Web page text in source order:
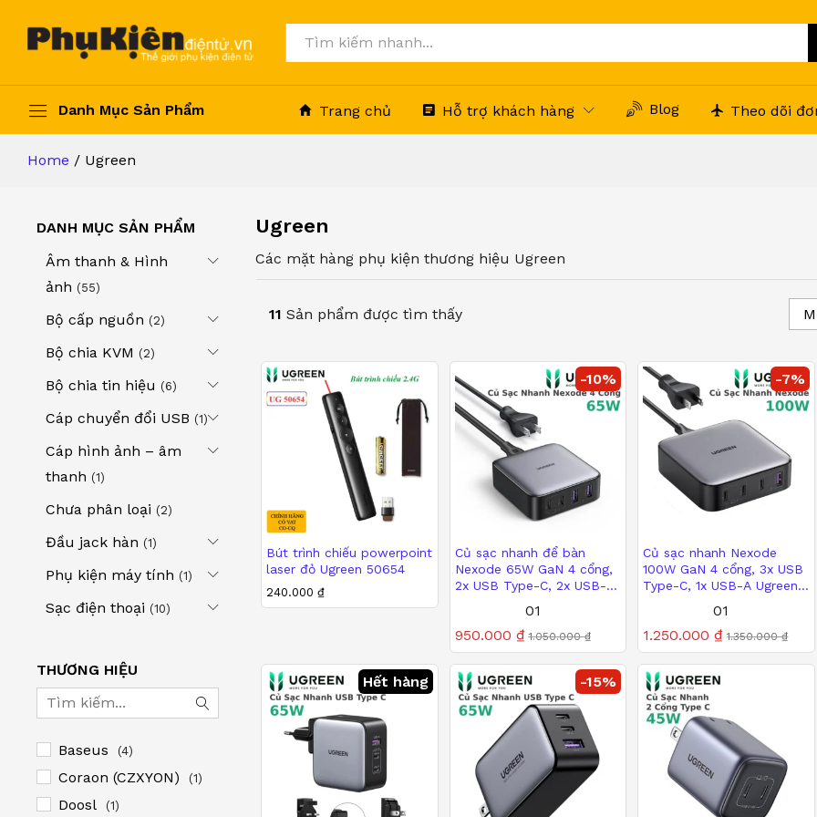
Tất cả
Danh Mục Sản Phẩm Trang chủ Hỗ trợ khách hàng Blog Theo dõi
Home / Ugreen
Ugreen
Các mặt hàng phụ kiện thương hiệu Ugreen
11 Sản phẩm được tìm thấy
Bút trình chiếu powerpoint
laser đỏ Ugreen 50654
240.000 ₫
240.000₫
-10%
Củ sạc nhanh để bàn
Nexode 65W GaN 4 cổng,
2x USB Type-C, 2x USB-A
Được xếp
5.00
5 sao
01
950.000 ₫ 1.050.000₫
₫ 1.050.000
-7%
Củ sạc nhanh Nexode
100W GaN 4 cổng, 3x USB
Type-C, 1x USB-A Ugreen
Được xếp
5.00
5 sao
01
1.250.000₫ 1.350.000₫
1.250.000₫
Hết hàng -15%
DANH MỤC SẢN PHẨM
Âm thanh & Hình
ảnh (55)
Bộ cấp nguồn (2)
Bộ chia KVM (2)
Bộ chia tin hiệu (6)
Cáp chuyển đổi USB (1)
Cáp hình ảnh – âm
thanh (1)
Chưa phân loại (2)
Đầu jack hàn (1)
Phụ kiện máy tính (1)
Sạc điện thoại (10)
THƯƠNG HIỆU
Baseus (4)
Coraon (CZXYON) (1)
Doosl (1)